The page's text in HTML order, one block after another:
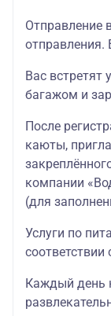
Отправление
отправления.
Вас встретят
багажом и
После
каюты,
компании
(для
Услуги по
Каждый день